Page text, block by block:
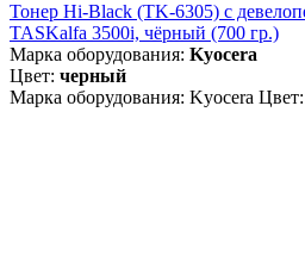
Тонер Hi-Black (TK-6305) c
TASKalfa 3500i, чёрный (700 гр.)
Марка оборудования: Kyocera
Цвет: черный
Марка оборудования: Kyocera